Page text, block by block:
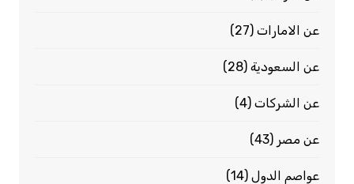
عن الامارات(27)
عن السعودية(28)
عن الشركات(4)
عن مصر (43)
عواصم الدول(14)